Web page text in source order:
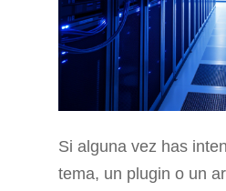
Si alguna vez has
tema, un plugin o un